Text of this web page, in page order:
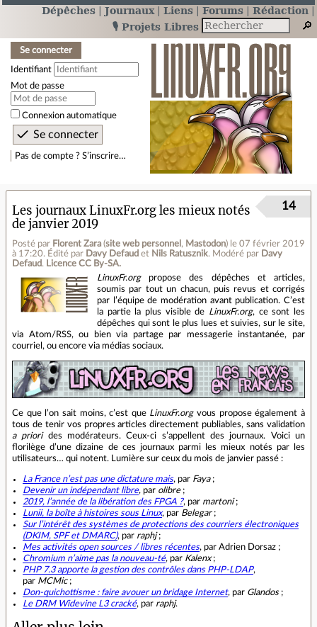
Dépêches Journaux Liens Forums
Rédaction
🎙️ Projets Libres
Se connecter
Identifiant
Mot de passe
Connexion automatique
Pas de compte ? S’inscrire…
Les journaux LinuxFr.org les mieux notés
de janvier 2019
Posté par Florent Zara (site web personnel , Mastodon) le 07 février 2019
à 17:20. Édité par Davy Defaud et Nils Ratusznik. Modéré par Davy
Defaud. Licence CC By‑SA.
14
LinuxFr.orgpropose des dépêches et articles,
soumis par tout un chacun, puis revus et corrigés
par l’équipe de modération avant publication. C’est
la partie la plus visible de LinuxFr.org, ce sont les
dépêches qui sont le plus lues et suivies, sur le site,
via Atom/RSS, ou bien via partage par messagerie instantanée, par
courriel, ou encore via médias sociaux.
Ce que l’on sait moins, c’est que LinuxFr.orgvous propose également à
tous de tenir vos propres articles directement publiables, sans validation
a priorides modérateurs. Ceux‐ci s’appellent des journaux. Voici un
florilège d’une dizaine de ces journaux parmi les mieux notés par les
utilisateurs… qui notent. Lumière sur ceux du mois de janvier passé :
La France n’est pas une dictature mais, par Faya;
Devenir un indépendant libre, par olibre;
2019, l’année de la libération des FPGA ?, par martoni;
Lunii, la boîte à histoires sous Linux, par Belegar;
Sur l’intérêt des systèmes de protections des courriers électroniques
(DKIM, SPF et DMARC), par raphj;
Mes activités open sources / libres récentes, par Adrien Dorsaz ;
Chromium n’aime pas la nouveau‐té, par Kalenx;
PHP 7.3 apporte la gestion des contrôles dans PHP-LDAP,
par MCMic;
Don‐quichottisme : faire avouer un bridage Internet, par Glandos;
Le DRM Widevine L3 cracké, par raphj.